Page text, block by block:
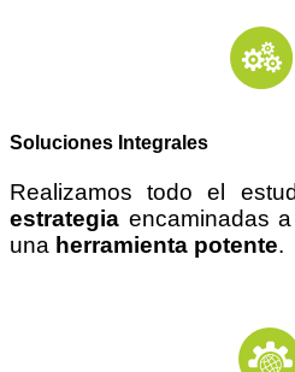
Soluciones Integrales
Realizamos todo el
estrategia encaminadas
una herramienta potente.